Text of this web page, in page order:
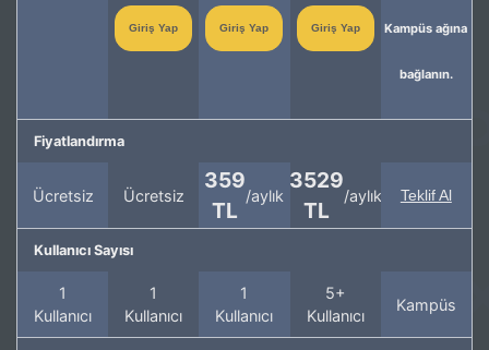
Giriş Yap Giriş Yap Giriş Yap Kampüs ağına
bağlanın.
Fiyatlandırma
Ücretsiz Ücretsiz
359
TL
/aylık
3529
TL
/aylık Teklif Al
Kullanıcı Sayısı
1
Kullanıcı
1
Kullanıcı
1
Kullanıcı
5+
Kullanıcı
Kampüs